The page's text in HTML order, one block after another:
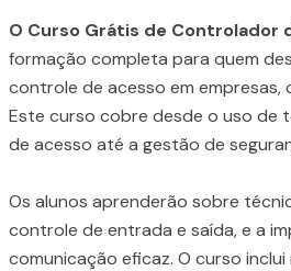
O Curso Grátis de Controlador
formação completa para quem
controle de acesso em empresas,
Este curso cobre desde o uso de
de acesso até a gestão de
Os alunos aprenderão sobre
controle de entrada e saída, e a
comunicação eficaz. O curso